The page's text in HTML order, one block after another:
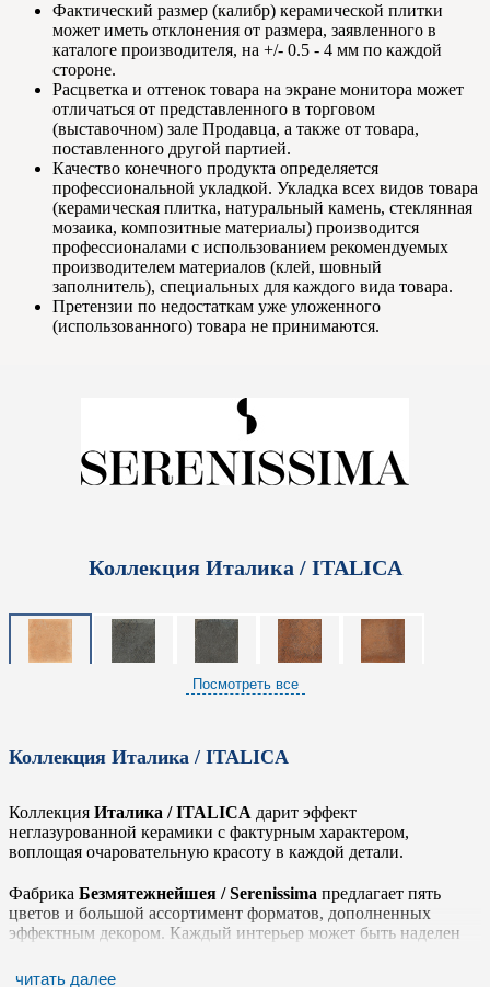
Фактический размер (калибр) керамической плитки
может иметь отклонения от размера, заявленного в
каталоге производителя, на +/- 0.5 - 4 мм по каждой
стороне.
Расцветка и оттенок товара на экране монитора может
отличаться от представленного в торговом
(выставочном) зале Продавца, а также от товара,
поставленного другой партией.
Качество конечного продукта определяется
профессиональной укладкой. Укладка всех видов товара
(керамическая плитка, натуральный камень, стеклянная
мозаика, композитные материалы) производится
профессионалами с использованием рекомендуемых
производителем материалов (клей, шовный
заполнитель), специальных для каждого вида товара.
Претензии по недостаткам уже уложенного
(использованного) товара не принимаются.
Коллекция Италика / ITALICA
Посмотреть все
Коллекция Италика / ITALICA
Коллекция Италика / ITALICA дарит эффект
неглазурованной керамики с фактурным характером,
воплощая очаровательную красоту в каждой детали.
Фабрика Безмятежнейшея / Serenissima предлагает пять
цветов и большой ассортимент форматов, дополненных
эффектным декором. Каждый интерьер может быть наделен
благодаря богатой палитре коллекции: от глубоких земляных
читать далее